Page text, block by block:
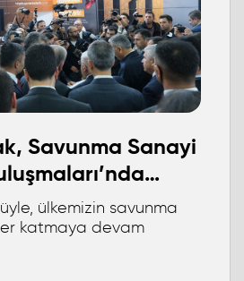
ülkemizin savunma
katmaya devam